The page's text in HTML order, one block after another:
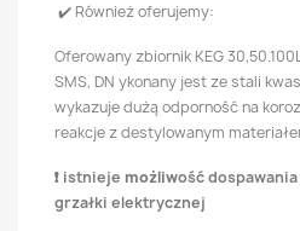
✔️ Również oferujemy:
Oferowany zbiornik KEG
SMS, DN ykonany jest ze stali
wykazuje dużą odporność na
reakcje z destylowanym
❗ istnieje możliwość
grzałki elektrycznej